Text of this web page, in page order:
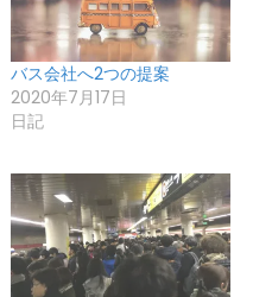
バス会社へ2つの提案
2020年7月17日
日記